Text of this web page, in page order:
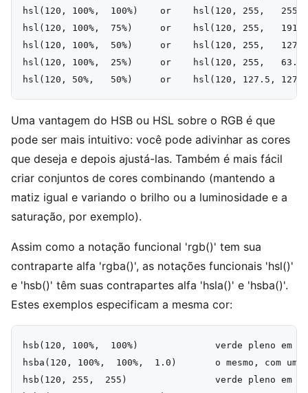
hsl(120, 100%,  100%)    or    hsl(120, 255,
hsl(120, 100%,  75%)     or    hsl(120, 255,
hsl(120, 100%,  50%)     or    hsl(120, 255,
hsl(120, 100%,  25%)     or    hsl(120, 255,
Uma vantagem do HSB ou HSL sobre o RGB é que
pode ser mais intuitivo: você pode adivinhar as cores
que deseja e depois ajustá-las. Também é mais fácil
criar conjuntos de cores combinando (mantendo a
matiz igual e variando o brilho ou a luminosidade e a
saturação, por exemplo).
Assim como a notação funcional 'rgb()' tem sua
contraparte alfa 'rgba()', as notações funcionais 'hsl()'
e 'hsb()' têm suas contrapartes alfa 'hsla()' e 'hsba()'.
Estes exemplos especificam a mesma cor:
hsb(120, 100%,  100%)              verde pleno em
hsba(120, 100%,  100%,  1.0)       o mesmo, com
hsb(120, 255,  255)                verde pleno em